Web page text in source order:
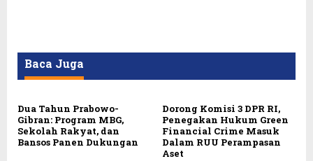
Baca Juga
Dua Tahun Prabowo-
Gibran: Program MBG,
Sekolah Rakyat, dan
Bansos Panen Dukungan
Dorong Komisi 3 DPR RI,
Penegakan Hukum Green
Financial Crime Masuk
Dalam RUU Perampasan
Aset